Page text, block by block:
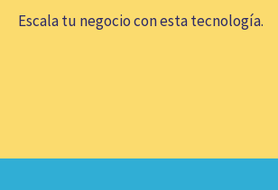
Escala tu negocio con esta tecnología.